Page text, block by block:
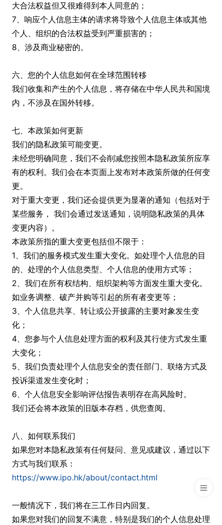
大合法权益但又很难得到本人同意的；
7、响应个人信息主体的请求将导致个人信息主体或其他
个人、组织的合法权益受到严重损害的；
8、涉及商业秘密的。
六、您的个人信息如何在全球范围转移
我们收集和产生的个人信息，将存储在中华人民共和国境
内，不涉及在国外转移。
七、本政策如何更新
我们的隐私政策可能变更。
未经您明确同意，我们不会削减您按照本隐私政策所应享
有的权利。我们会在本页面上发布对本政策所做的任何变
更。
对于重大变更，我们还会提供更为显著的通知（包括对于
某些服务， 我们会通过发送通知，说明隐私政策的具体
变更内容）。
本政策所指的重大变更包括但不限于：
1、我们的服务模式发生重大变化。如处理个人信息的目
的、处理的个人信息类型、个人信息的使用方式等；
2、我们在所有权结构、组织架构等方面发生重大变化。
如业务调整、破产并购等引起的所有者变更等；
3、个人信息共享、转让或公开披露的主要对象发生变
化；
4、您参与个人信息处理方面的权利及其行使方式发生重
大变化；
5、我们负责处理个人信息安全的责任部门、联络方式及
投诉渠道发生变化时；
6、个人信息安全影响评估报告表明存在高风险时。
我们还会将本政策的旧版本存档，供您查阅。
八、如何联系我们
如果您对本隐私政策有任何疑问、意见或建议，通过以下
方式与我们联系：
https://www.ipo.hk/about/contact.html
一般情况下，我们将在三工作日内回复。
如果您对我们的回复不满意，特别是我们的个人信息处理